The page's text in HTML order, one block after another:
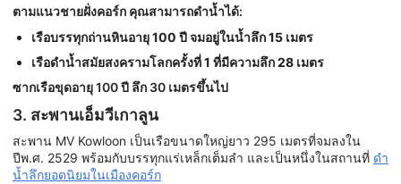
ตามแนวชายฝั่งคอร์ก คุณสามารถดำน้ำได้:
เรือบรรทุกถ่านหินอายุ 100 ปี จมอยู่ในน้ำลึก 15 เมตร
เรือดำน้ำสมัยสงครามโลกครั้งที่ 1 ที่มีความลึก 28 เมตร
ซากเรือขุดอายุ 100 ปี ลึก 30 เมตรขึ้นไป
3. สะพานเอ็มวีเกาลูน
สะพาน MV Kowloon เป็นเรือขนาดใหญ่ยาว 295 เมตรที่จมลงใน
ปีพ.ศ. 2529 พร้อมกับบรรทุกแร่เหล็กเต็มลำ และเป็นหนึ่งในสถานที่ ดำ
น้ำลึกยอดนิยมในเมืองคอร์ก